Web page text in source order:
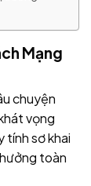
Mạng
chuyện
vọng
tính sơ khai
toàn